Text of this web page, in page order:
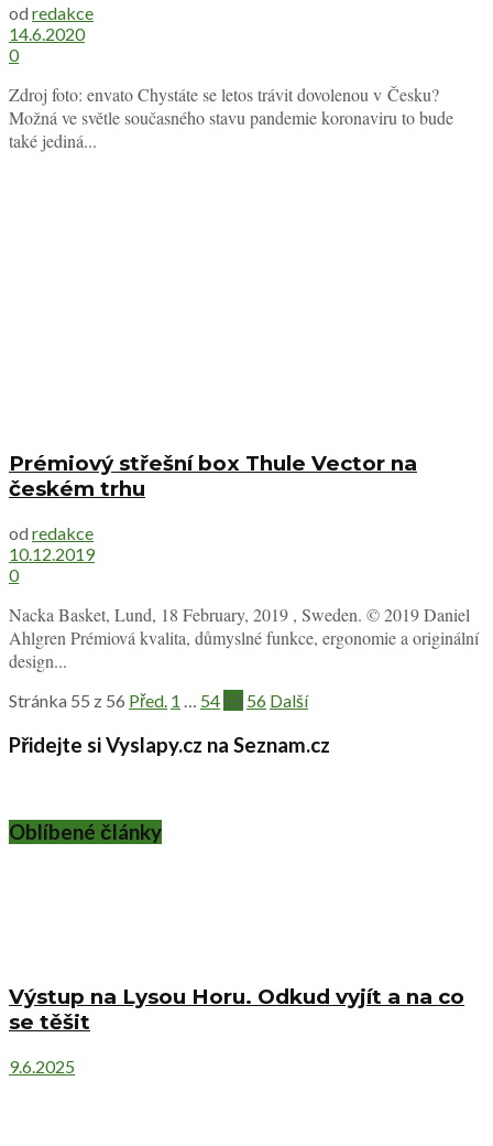
od redakce
14.6.2020
0
Zdroj foto: envato Chystáte se letos trávit dovolenou v Česku?
Možná ve světle současného stavu pandemie koronaviru to bude
také jediná...
Prémiový střešní box Thule Vector na
českém trhu
od redakce
10.12.2019
0
Nacka Basket, Lund, 18 February, 2019 , Sweden. © 2019 Daniel
Ahlgren Prémiová kvalita, důmyslné funkce, ergonomie a originální
design...
Stránka 55 z 56 Před. 1 … 54 55 56 Další
Přidejte si Vyslapy.cz na Seznam.cz
Oblíbené články
Výstup na Lysou Horu. Odkud vyjít a na co
se těšit
9.6.2025